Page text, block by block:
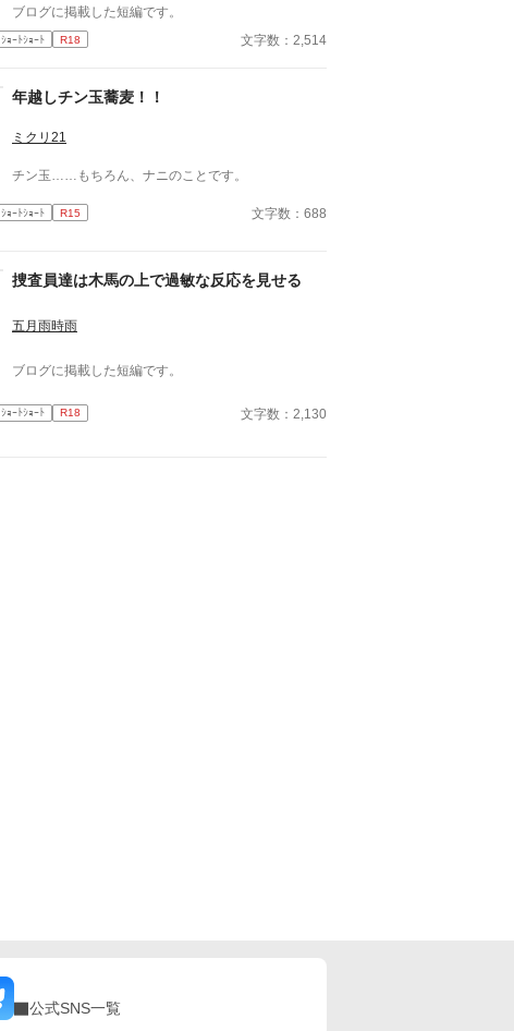
ブログに掲載した短編です。
ｼｮｰﾄｼｮｰﾄ R18 文字数：2,514
年越しチン玉蕎麦！！
ミクリ21
チン玉……もちろん、ナニのことです。
ｼｮｰﾄｼｮｰﾄ R15 文字数：688
捜査員達は木馬の上で過敏な反応を見せる
五月雨時雨
ブログに掲載した短編です。
ｼｮｰﾄｼｮｰﾄ R18 文字数：2,130
公式SNS一覧